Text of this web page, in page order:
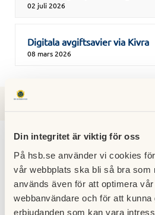
Din integritet är viktig för oss
På hsb.se använder vi cookies
vår webbplats ska bli så bra som
används även för att optimera
webbanvändare och för att kunna
erbjudanden som kan vara
02 juli 2026
Digitala avgiftsavier via Kivra
08 mars 2026
Indexreglering av avgiften i
08 december 2020